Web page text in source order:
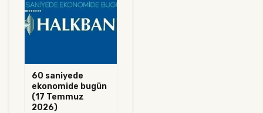
60 saniyede
ekonomide bugün
(17 Temmuz
2026)